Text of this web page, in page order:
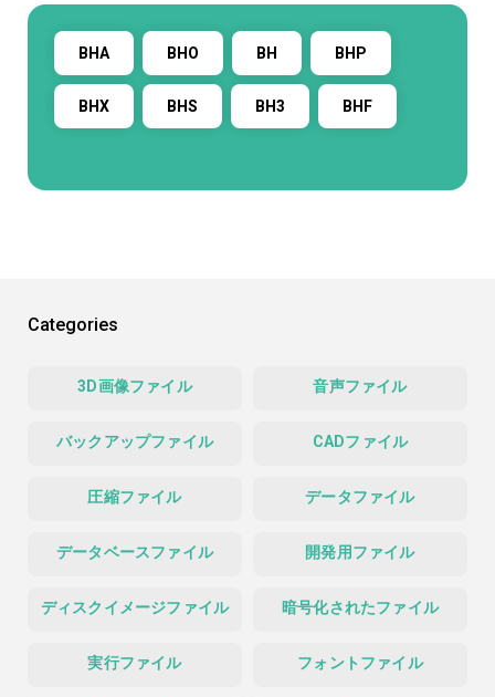
BHA BHO BH BHP
BHX BHS BH3 BHF
Categories
3D画像ファイル 音声ファイル
バックアップファイル CADファイル
圧縮ファイル データファイル
データベースファイル 開発用ファイル
ディスクイメージファイル 暗号化されたファイル
実行ファイル フォントファイル